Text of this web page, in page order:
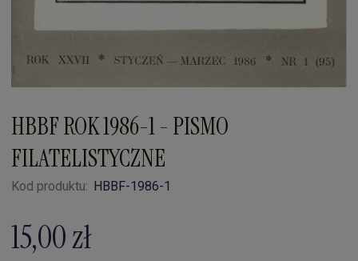
HBBF ROK 1986-1 - PISMO
FILATELISTYCZNE
Kod produktu: HBBF-1986-1
15,00 zł